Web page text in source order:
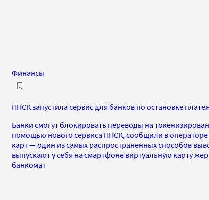
Финансы
НПСК запустила сервис для банков по остановке
Банки смогут блокировать переводы на
помощью нового сервиса НПСК, сообщили в операторе
карт — один из самых распространенных способов
выпускают у себя на смартфоне виртуальную карту
банкомат